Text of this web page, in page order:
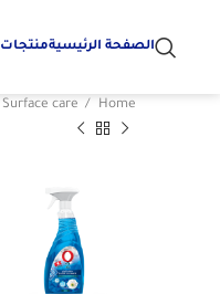
الصفحة الرئيسيةمنتجات
Home
Surface care